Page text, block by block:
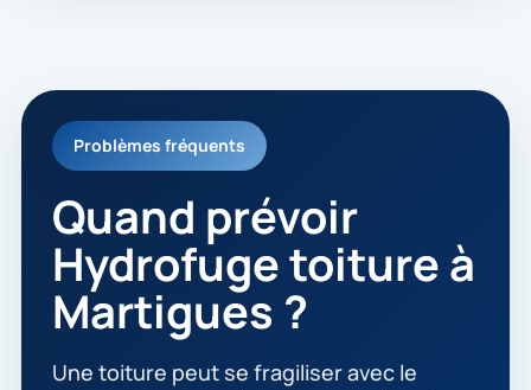
Problèmes fréquents
Quand prévoir
Hydrofuge toiture à
Martigues ?
Une toiture peut se fragiliser avec le